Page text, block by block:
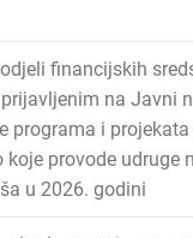
financijskih
na Javni
programa i
koje provode udruge
u 2026. godini